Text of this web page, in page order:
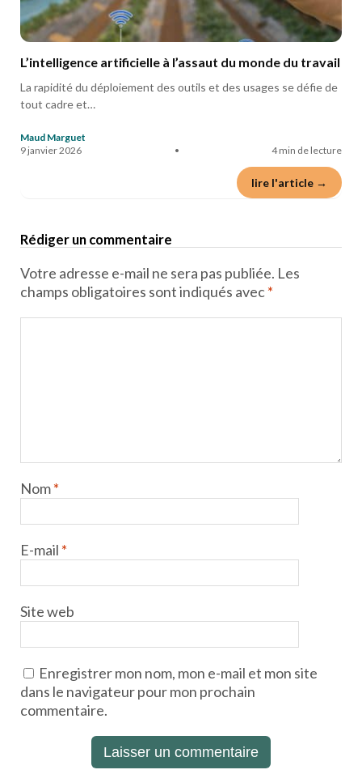
L’intelligence artificielle à l’assaut du monde du travail
La rapidité du déploiement des outils et des usages se défie de
tout cadre et…
Maud Marguet
9 janvier 2026
• 4 min de lecture
lire l'article →
Rédiger un commentaire
Votre adresse e-mail ne sera pas publiée. Les
champs obligatoires sont indiqués avec*
Nom*
E-mail *
Site web
Enregistrer mon nom, mon e-mail et mon site
dans le navigateur pour mon prochain
commentaire.